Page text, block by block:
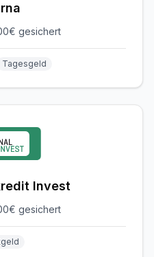
gesichert
Tagesgeld
Invest
gesichert